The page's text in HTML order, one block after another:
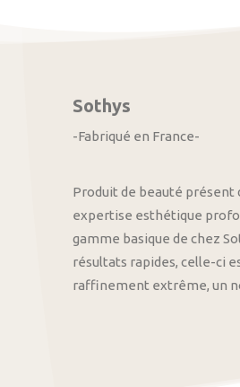
Sothys
-Fabriqué en France-
Produit de beauté présent
expertise esthétique
gamme basique de chez
résultats rapides, celle-ci
raffinement extrême, un